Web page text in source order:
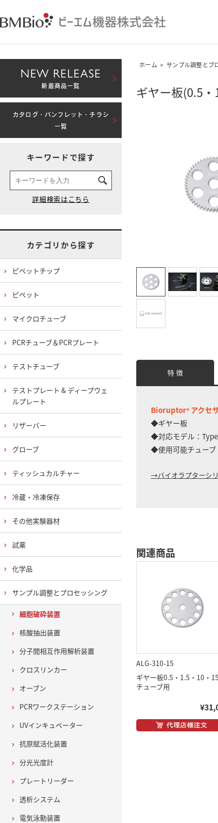
ホーム > サンプル調整とプ
ギヤー板(0.5
特 徴
Bioruptor® アクセ
◆ギヤー板
◆対応モデル：
◆使用可能チュー
→バイオラプターシ
関連商品
ALG-310-15
ギヤー板0.5・1.5・10・
チューブ用
NEW RELEASE
新着商品一覧
カタログ・パンフレット・チラシ
一覧
キーワードで探す
カテゴリから探す
ピペットチップ
ピペット
マイクロチューブ
PCRチューブ＆PCRプレート
テストチューブ
テストプレート & ディープウェ
ルプレート
リザーバー
グローブ
ティッシュカルチャー
冷蔵・冷凍保存
その他実験器材
試薬
化学品
サンプル調整とプロセッシング
細胞破砕装置
核酸抽出装置
分子間相互作用解析装置
クロスリンカー
オーブン
PCRワークステーション
UVインキュベーター
抗原賦活化装置
分光光度計
プレートリーダー
透析システム
電気泳動装置